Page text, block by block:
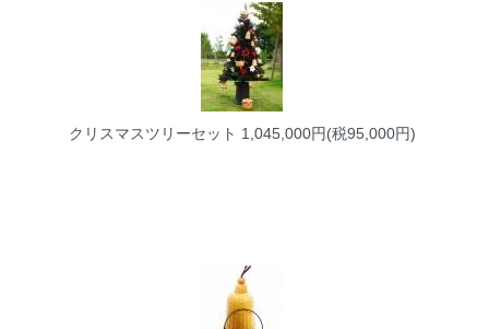
クリスマスツリーセット 1,045,000円(税95,000円)